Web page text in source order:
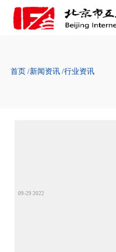
首页 新闻资讯 行业资讯
09-29 2022